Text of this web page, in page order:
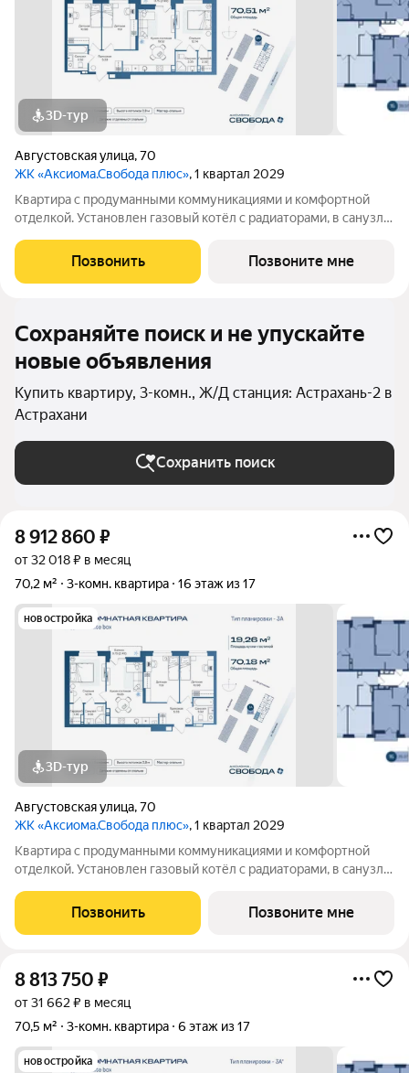
3D-тур
Августовская улица,70
ЖК «Аксиома.Свобода плюс», 1 квартал 2029
Квартира с продуманными коммуникациями и комфортной
отделкой. Установлен газовый котёл с радиаторами, в санузле
электропроводка с розетками и выключателями. Проведены
системы холодного и горячего
Позвонить Позвоните мне
Сохраняйте поиск и не упускайте
новые объявления
Купить квартиру, 3-комн., Ж/Д станция: Астрахань-2 в
Астрахани
Сохранить поиск
8 912 860 ₽
от 32 018 ₽ в месяц
70,2 м²
3-комн. квартира 16 этаж из 17
новостройка
3D-тур
Августовская улица,70
ЖК «Аксиома.Свобода плюс», 1 квартал 2029
Квартира с продуманными коммуникациями и комфортной
отделкой. Установлен газовый котёл с радиаторами, в санузле
электропроводка с розетками и выключателями. Проведены
системы холодного и горячего
Позвонить Позвоните мне
8 813 750 ₽
от 31 662 ₽ в месяц
70,5 м²
3-комн. квартира 6 этаж из 17
новостройка